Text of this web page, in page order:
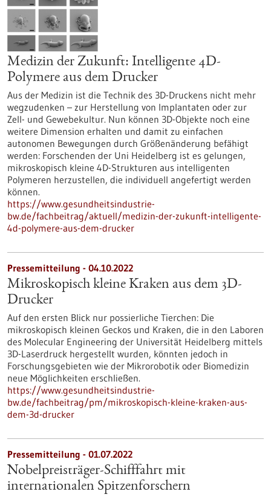
Medizin der Zukunft: Intelligente 4D-
Polymere aus dem Drucker
Aus der Medizin ist die Technik des 3D-Druckens nicht mehr
wegzudenken – zur Herstellung von Implantaten oder zur
Zell- und Gewebekultur. Nun können 3D-Objekte noch eine
weitere Dimension erhalten und damit zu einfachen
autonomen Bewegungen durch Größenänderung befähigt
werden: Forschenden der Uni Heidelberg ist es gelungen,
mikroskopisch kleine 4D-Strukturen aus intelligenten
Polymeren herzustellen, die individuell angefertigt werden
können.
https://www.gesundheitsindustrie-
bw.de/fachbeitrag/aktuell/medizin-der-zukunft-intelligente-
4d-polymere-aus-dem-drucker
Pressemitteilung - 04.10.2022
Mikroskopisch kleine Kraken aus dem 3D-
Drucker
Auf den ersten Blick nur possierliche Tierchen: Die
mikroskopisch kleinen Geckos und Kraken, die in den Laboren
des Molecular Engineering der Universität Heidelberg mittels
3D-Laserdruck hergestellt wurden, könnten jedoch in
Forschungsgebieten wie der Mikrorobotik oder Biomedizin
neue Möglichkeiten erschließen.
https://www.gesundheitsindustrie-
bw.de/fachbeitrag/pm/mikroskopisch-kleine-kraken-aus-
dem-3d-drucker
Pressemitteilung - 01.07.2022
Nobelpreisträger-Schifffahrt mit
internationalen Spitzenforschern